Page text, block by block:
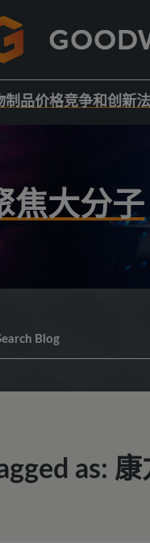
制品价格竞争和创新
焦大分子
as: